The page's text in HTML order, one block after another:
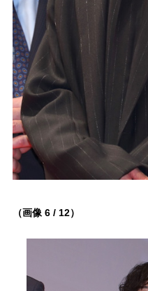
（画像 6 / 12）